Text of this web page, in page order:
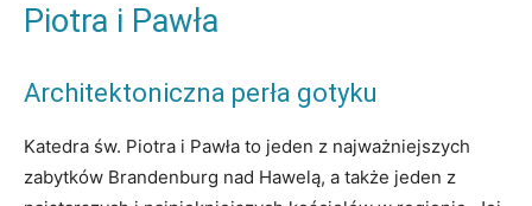
Piotra i Pawła
Architektoniczna perła gotyku
Katedra św. Piotra i Pawła to jeden z najważniejszych
zabytków Brandenburg nad Hawelą, a także jeden z